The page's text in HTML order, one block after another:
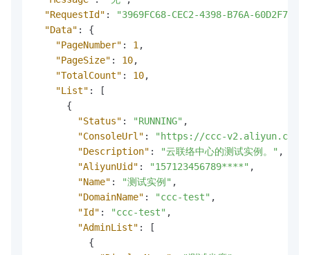
"RequestId" :
"3969FC68-CEC2-4398-B76A-
"Data" :
{
"PageNumber" : 1 ,
"PageSize" : 10,
"TotalCount" : 10,
"List" :
[
{
"Status" : "RUNNING" ,
"ConsoleUrl" :
"https://ccc-v2.aliyun.com/
"Description" : "云联络中心的测试实例。" ,
"AliyunUid" : "157123456789****" ,
"Name" : "测试实例" ,
"DomainName" : "ccc-test" ,
"Id" : "ccc-test" ,
"AdminList" :
[
{